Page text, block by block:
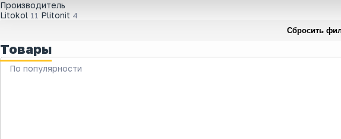
Производитель
Litokol 11 Plitonit 4
Товары
По популярности